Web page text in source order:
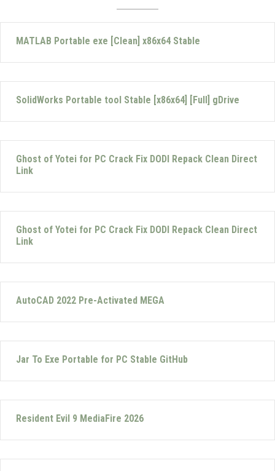
MATLAB Portable exe [Clean] x86x64 Stable
SolidWorks Portable tool Stable [x86x64] [Full] gDrive
Ghost of Yotei for PC Crack Fix DODI Repack Clean Direct
Link
Ghost of Yotei for PC Crack Fix DODI Repack Clean Direct
Link
AutoCAD 2022 Pre-Activated MEGA
Jar To Exe Portable for PC Stable GitHub
Resident Evil 9 MediaFire 2026